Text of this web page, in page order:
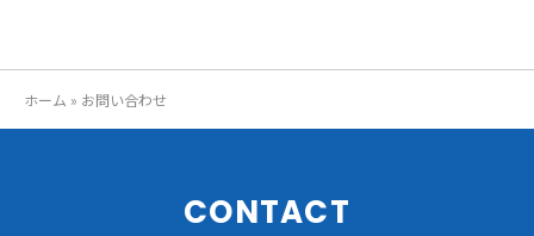
ホーム » お問い合わせ
CONTACT